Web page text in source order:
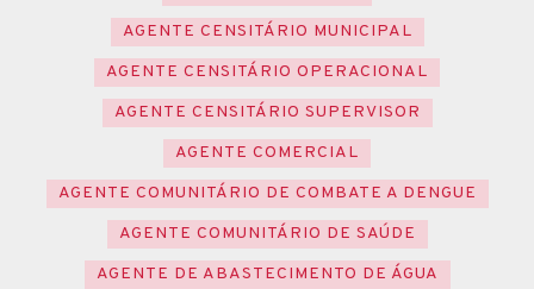
AGENTE CENSITÁRIO MUNICIPAL
AGENTE CENSITÁRIO OPERACIONAL
AGENTE CENSITÁRIO SUPERVISOR
AGENTE COMERCIAL
AGENTE COMUNITÁRIO DE COMBATE A DENGUE
AGENTE COMUNITÁRIO DE SAÚDE
AGENTE DE ABASTECIMENTO DE ÁGUA